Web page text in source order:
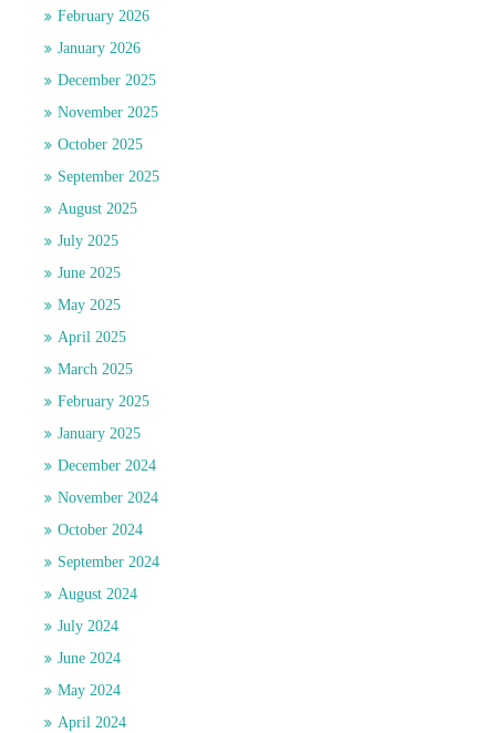
February 2026
January 2026
December 2025
November 2025
October 2025
September 2025
August 2025
July 2025
June 2025
May 2025
April 2025
March 2025
February 2025
January 2025
December 2024
November 2024
October 2024
September 2024
August 2024
July 2024
June 2024
May 2024
April 2024